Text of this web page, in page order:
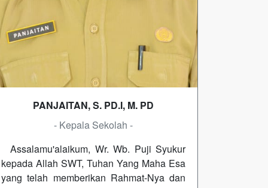
PANJAITAN, S. PD.I, M. PD
- Kepala Sekolah -
Assalamu'alaikum, Wr. Wb. Puji Syukur
kepada Allah SWT, Tuhan Yang Maha Esa
yang telah memberikan Rahmat-Nya dan